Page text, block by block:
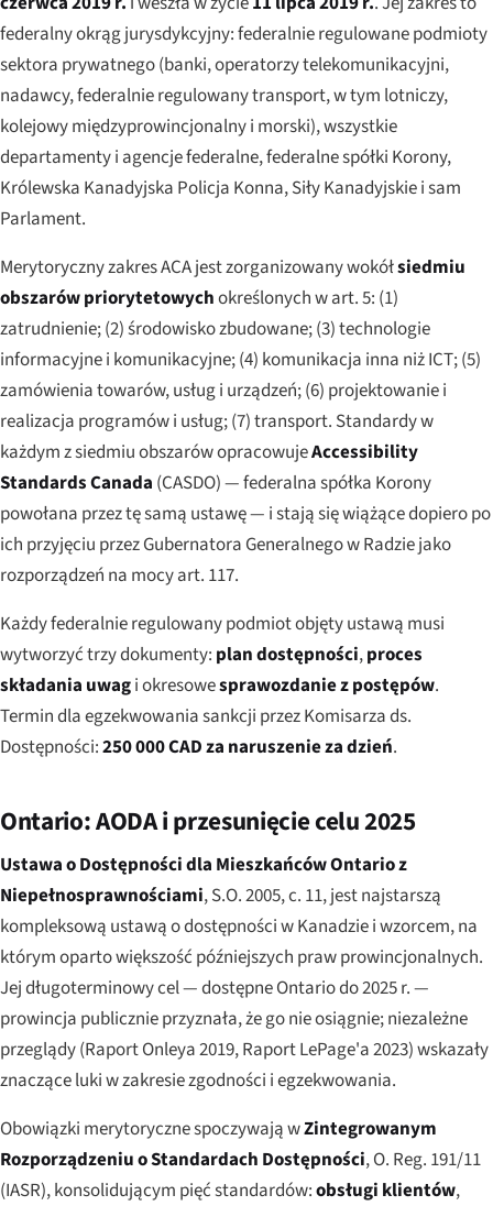
federalny okrąg jurysdykcyjny: federalnie regulowane podmioty
sektora prywatnego (banki, operatorzy telekomunikacyjni,
nadawcy, federalnie regulowany transport, w tym lotniczy,
kolejowy międzyprowincjonalny i morski), wszystkie
departamenty i agencje federalne, federalne spółki Korony,
Królewska Kanadyjska Policja Konna, Siły Kanadyjskie i sam
Parlament.
Merytoryczny zakres ACA jest zorganizowany wokółsiedmiu
obszarów priorytetowychokreślonych w art. 5: (1)
zatrudnienie; (2) środowisko zbudowane; (3) technologie
informacyjne i komunikacyjne; (4) komunikacja inna niż ICT; (5)
zamówienia towarów, usług i urządzeń; (6) projektowanie i
realizacja programów i usług; (7) transport. Standardy w
każdym z siedmiu obszarów opracowujeAccessibility
Standards Canada (CASDO) — federalna spółka Korony
powołana przez tę samą ustawę — i stają się wiążące dopiero po
ich przyjęciu przez Gubernatora Generalnego w Radzie jako
rozporządzeń na mocy art. 117.
Każdy federalnie regulowany podmiot objęty ustawą musi
wytworzyć trzy dokumenty: plan dostępności,proces
składania uwagi okresowesprawozdanie z postępów.
Termin dla egzekwowania sankcji przez Komisarza ds.
Dostępności:250 000 CAD za naruszenie za dzień.
Ontario: AODA i przesunięcie celu 2025
Ustawa o Dostępności dla Mieszkańców Ontario z
Niepełnosprawnościami, S.O. 2005, c. 11, jest najstarszą
kompleksową ustawą o dostępności w Kanadzie i wzorcem, na
którym oparto większość późniejszych praw prowincjonalnych.
Jej długoterminowy cel — dostępne Ontario do 2025 r. —
prowincja publicznie przyznała, że go nie osiągnie; niezależne
przeglądy (Raport Onleya 2019, Raport LePage'a 2023) wskazały
znaczące luki w zakresie zgodności i egzekwowania.
Obowiązki merytoryczne spoczywają wZintegrowanym
Rozporządzeniu o Standardach Dostępności, O. Reg. 191/11
(IASR), konsolidującym pięć standardów:obsługi klientów,